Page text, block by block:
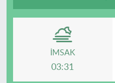
İMSAK
03:31